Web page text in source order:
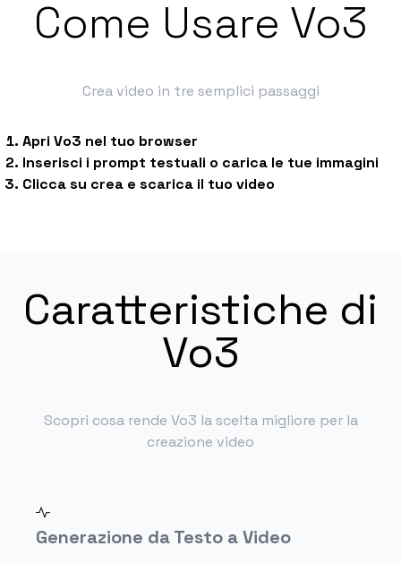
Come Usare Vo3
Crea video in tre semplici passaggi
Apri Vo3 nel tuo browser
Inserisci i prompt testuali o carica le tue immagini
Clicca su crea e scarica il tuo video
Caratteristiche di
Vo3
Scopri cosa rende Vo3 la scelta migliore per la
creazione video
Generazione da Testo a Video